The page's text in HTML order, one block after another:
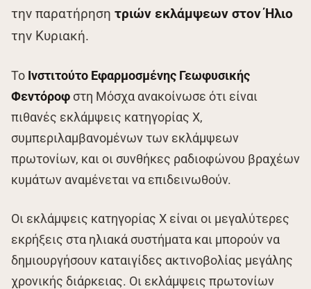
την παρατήρηση τριών εκλάμψεων στον Ήλιο
την Κυριακή.
Το Ινστιτούτο Εφαρμοσμένης Γεωφυσικής
Φεντόροφ στη Μόσχα ανακοίνωσε ότι είναι
πιθανές εκλάμψεις κατηγορίας Χ,
συμπεριλαμβανομένων των εκλάμψεων
πρωτονίων, και οι συνθήκες ραδιοφώνου βραχέων
κυμάτων αναμένεται να επιδεινωθούν.
Οι εκλάμψεις κατηγορίας Χ είναι οι μεγαλύτερες
εκρήξεις στα ηλιακά συστήματα και μπορούν να
δημιουργήσουν καταιγίδες ακτινοβολίας μεγάλης
χρονικής διάρκειας. Οι εκλάμψεις πρωτονίων